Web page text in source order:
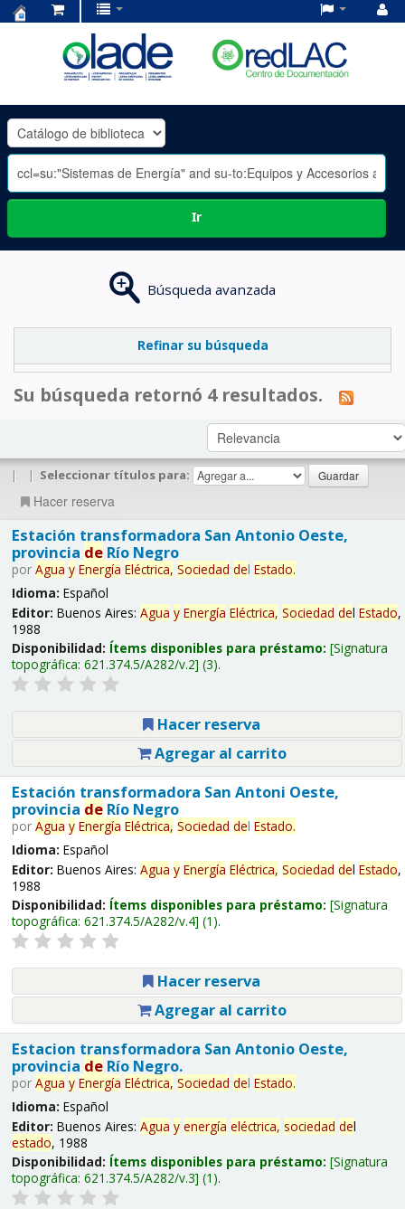
OLADE
-
Ir
Búsqueda avanzada
Refinar su búsqueda
Su búsqueda retornó 4 resultados.
| | Seleccionar títulos para:
Hacer reserva
Estación transformadora San Antonio Oeste,
provincia deRío Negro
por Agua y Energía Eléctrica, Sociedad del Estado.
Idioma: Español
Editor: Buenos Aires: Agua y Energía Eléctrica, Sociedad del Estado,
1988
Disponibilidad: Ítems disponibles para préstamo: Signatura
topográfica: 621.374.5/A282/v.2 (3).
Hacer reserva
Agregar al carrito
Estación transformadora San Antoni Oeste,
provincia deRío Negro
por Agua y Energía Eléctrica, Sociedad del Estado.
Idioma: Español
Editor: Buenos Aires: Agua y Energía Eléctrica, Sociedad del Estado,
1988
Disponibilidad: Ítems disponibles para préstamo: Signatura
topográfica: 621.374.5/A282/v.4 (1).
Hacer reserva
Agregar al carrito
Estacion transformadora San Antonio Oeste,
provincia deRío Negro.
por Agua y Energía Eléctrica, Sociedad del Estado.
Idioma: Español
Editor: Buenos Aires: Agua y energía eléctrica, sociedad del
estado, 1988
Disponibilidad: Ítems disponibles para préstamo: Signatura
topográfica: 621.374.5/A282/v.3 (1).